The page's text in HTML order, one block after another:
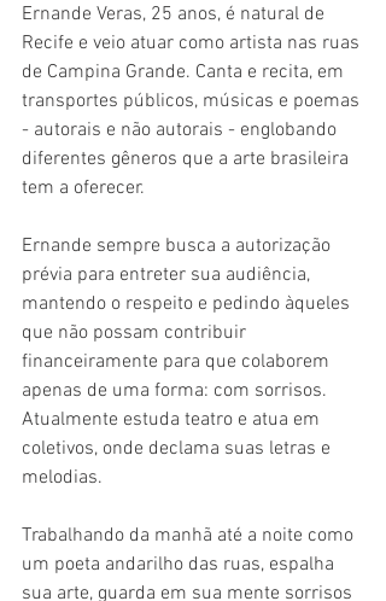
Ernande Veras, 25 anos, é natural de
Recife e veio atuar como artista nas ruas
de Campina Grande. Canta e recita, em
transportes públicos, músicas e poemas
- autorais e não autorais - englobando
diferentes gêneros que a arte brasileira
tem a oferecer.
Ernande sempre busca a autorização
prévia para entreter sua audiência,
mantendo o respeito e pedindo àqueles
que não possam contribuir
financeiramente para que colaborem
apenas de uma forma: com sorrisos.
Atualmente estuda teatro e atua em
coletivos, onde declama suas letras e
melodias.
Trabalhando da manhã até a noite como
um poeta andarilho das ruas, espalha
sua arte, guarda em sua mente sorrisos